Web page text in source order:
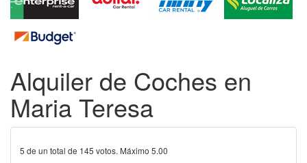
Alquiler de Coches en
Maria Teresa
5 de un total de 145 votos. Máximo 5.00